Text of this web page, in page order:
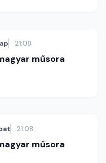
21:08
műsora
21:08
műsora